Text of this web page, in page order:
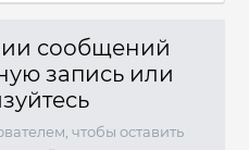
сообщений
запись или
чтобы оставить